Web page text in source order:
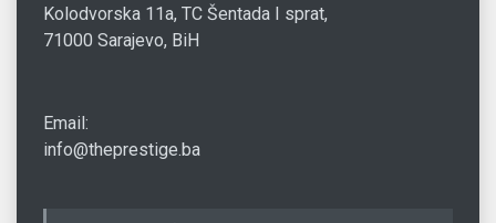
Kolodvorska 11a, TC Šentada I sprat,
71000 Sarajevo, BiH
Email:
info@theprestige.ba